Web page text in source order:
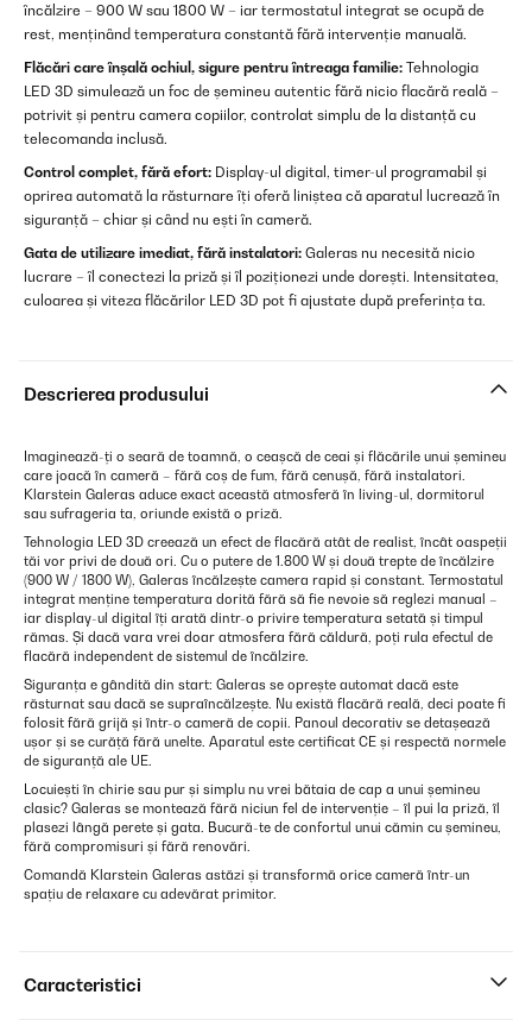
încălzire – 900 W sau 1800 W – iar termostatul integrat se ocupă de
rest, menținând temperatura constantă fără intervenție manuală.
Flăcări care înșală ochiul, sigure pentru întreaga familie: Tehnologia
LED 3D simulează un foc de șemineu autentic fără nicio flacără reală –
potrivit și pentru camera copiilor, controlat simplu de la distanță cu
telecomanda inclusă.
Control complet, fără efort: Display-ul digital, timer-ul programabil și
oprirea automată la răsturnare îți oferă liniștea că aparatul lucrează în
siguranță – chiar și când nu ești în cameră.
Gata de utilizare imediat, fără instalatori: Galeras nu necesită nicio
lucrare – îl conectezi la priză și îl poziționezi unde dorești. Intensitatea,
culoarea și viteza flăcărilor LED 3D pot fi ajustate după preferința ta.
Descrierea produsului
Imaginează-ți o seară de toamnă, o ceașcă de ceai și flăcările unui șemineu
care joacă în cameră – fără coș de fum, fără cenușă, fără instalatori.
Klarstein Galeras aduce exact această atmosferă în living-ul, dormitorul
sau sufrageria ta, oriunde există o priză.
Tehnologia LED 3D creează un efect de flacără atât de realist, încât oaspeții
tăi vor privi de două ori. Cu o putere de 1.800 W și două trepte de încălzire
(900 W / 1800 W), Galeras încălzește camera rapid și constant. Termostatul
integrat menține temperatura dorită fără să fie nevoie să reglezi manual –
iar display-ul digital îți arată dintr-o privire temperatura setată și timpul
rămas. Și dacă vara vrei doar atmosfera fără căldură, poți rula efectul de
flacără independent de sistemul de încălzire.
Siguranța e gândită din start: Galeras se oprește automat dacă este
răsturnat sau dacă se supraîncălzește. Nu există flacără reală, deci poate fi
folosit fără grijă și într-o cameră de copii. Panoul decorativ se detașează
ușor și se curăță fără unelte. Aparatul este certificat CE și respectă normele
de siguranță ale UE.
Locuiești în chirie sau pur și simplu nu vrei bătaia de cap a unui șemineu
clasic? Galeras se montează fără niciun fel de intervenție – îl pui la priză, îl
plasezi lângă perete și gata. Bucură-te de confortul unui cămin cu șemineu,
fără compromisuri și fără renovări.
Comandă Klarstein Galeras astăzi și transformă orice cameră într-un
spațiu de relaxare cu adevărat primitor.
Caracteristici